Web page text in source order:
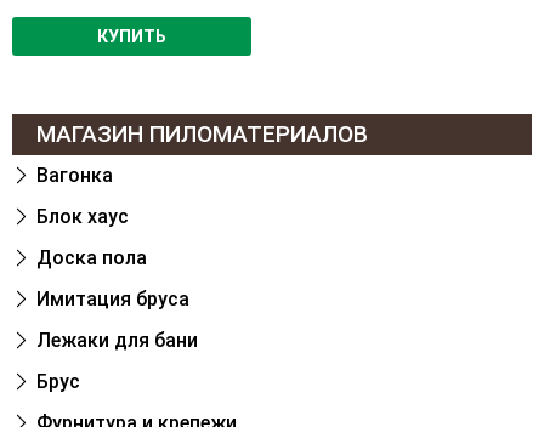
КУПИТЬ
МАГАЗИН ПИЛОМАТЕРИАЛОВ
Вагонка
Блок хаус
Доска пола
Имитация бруса
Лежаки для бани
Брус